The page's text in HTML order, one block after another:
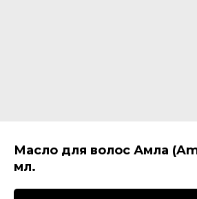
Масло для волос Амла
мл.